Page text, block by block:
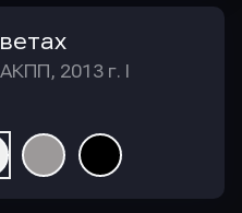
2013 г. I